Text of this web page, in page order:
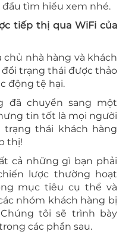
đầu tìm hiểu xem nhé.
tiếp thị qua WiFi của
nhà hàng và khách
đổi trạng thái được thảo
động tệ hại.
đã chuyển sang một
tin tốt là mọi người
thái khách hàng
thị!
cả những gì bạn phải
lược thường hoạt
mục tiêu cụ thể và
nhóm khách hàng bị
tôi sẽ trình bày
các phần sau.